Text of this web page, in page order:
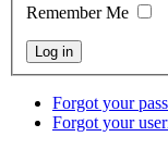
Remember Me
Forgot your
Forgot your